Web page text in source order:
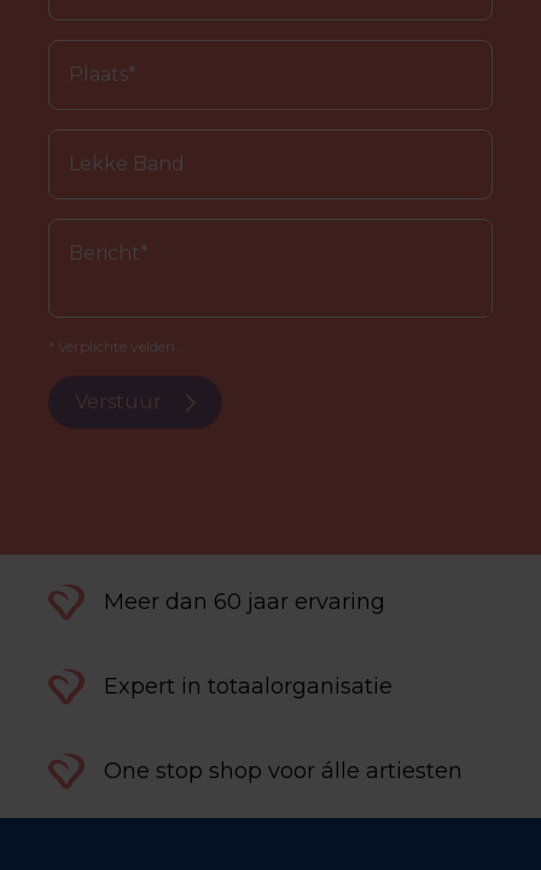
* Verplichte velden.
Verstuur
Meer dan 60 jaar ervaring
Expert in totaalorganisatie
One stop shop voor álle artiesten